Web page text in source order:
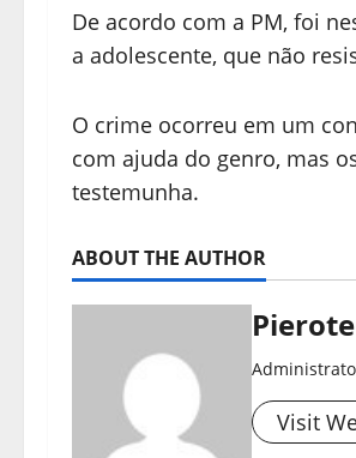
De acordo com a PM, foi
a adolescente, que não
O crime ocorreu em um
com ajuda do genro, mas
testemunha.
ABOUT THE AUTHOR
Pierote
Visit